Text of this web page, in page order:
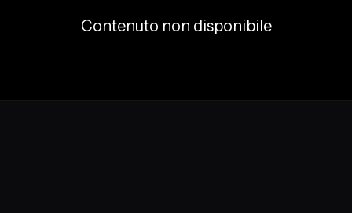
Contenuto non disponibile